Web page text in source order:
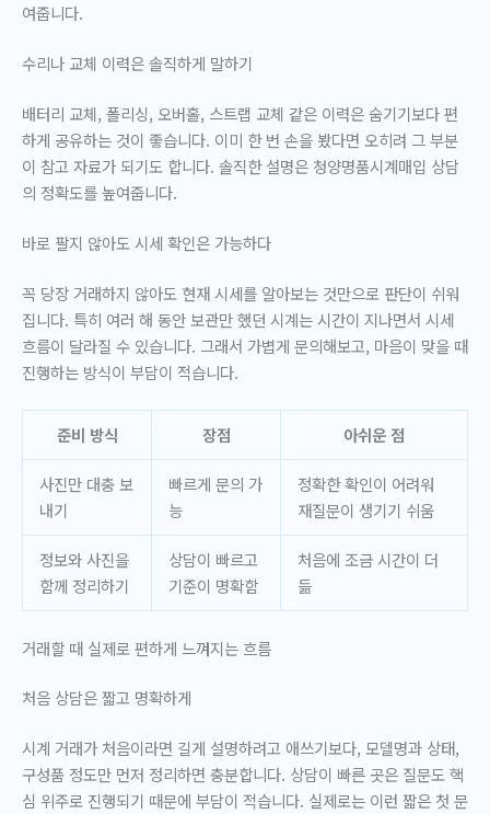
여줍니다.
수리나 교체 이력은 솔직하게 말하기
배터리 교체, 폴리싱, 오버홀, 스트랩 교체 같은 이력은 숨기기보다 편
하게 공유하는 것이 좋습니다. 이미 한 번 손을 봤다면 오히려 그 부분
이 참고 자료가 되기도 합니다. 솔직한 설명은 청양명품시계매입 상담
의 정확도를 높여줍니다.
바로 팔지 않아도 시세 확인은 가능하다
꼭 당장 거래하지 않아도 현재 시세를 알아보는 것만으로 판단이 쉬워
집니다. 특히 여러 해 동안 보관만 했던 시계는 시간이 지나면서 시세
흐름이 달라질 수 있습니다. 그래서 가볍게 문의해보고, 마음이 맞을 때
진행하는 방식이 부담이 적습니다.
준비 방식 장점 아쉬운 점
사진만 대충 보
내기
빠르게 문의 가
능
정확한 확인이 어려워
재질문이 생기기 쉬움
정보와 사진을
함께 정리하기
상담이 빠르고
기준이 명확함
처음에 조금 시간이 더
듦
거래할 때 실제로 편하게 느껴지는 흐름
처음 상담은 짧고 명확하게
시계 거래가 처음이라면 길게 설명하려고 애쓰기보다, 모델명과 상태,
구성품 정도만 먼저 정리하면 충분합니다. 상담이 빠른 곳은 질문도 핵
심 위주로 진행되기 때문에 부담이 적습니다. 실제로는 이런 짧은 첫 문